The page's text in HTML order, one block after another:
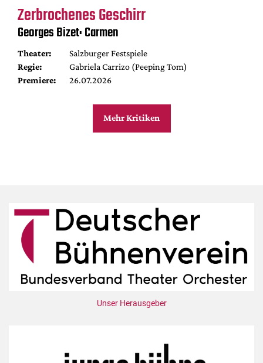
Zerbrochenes Geschirr
Georges Bizet: Carmen
Theater:
Salzburger Festspiele
Regie:
Gabriela Carrizo (Peeping Tom)
Premiere:
26.07.2026
Mehr Kritiken
Unser Herausgeber